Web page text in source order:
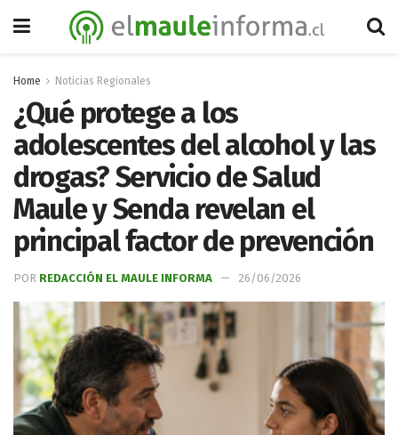
Home Noticias Regionales
¿Qué protege a los
adolescentes del alcohol y las
drogas? Servicio de Salud
Maule y Senda revelan el
principal factor de prevención
POR REDACCIÓN EL MAULE INFORMA 26/06/2026